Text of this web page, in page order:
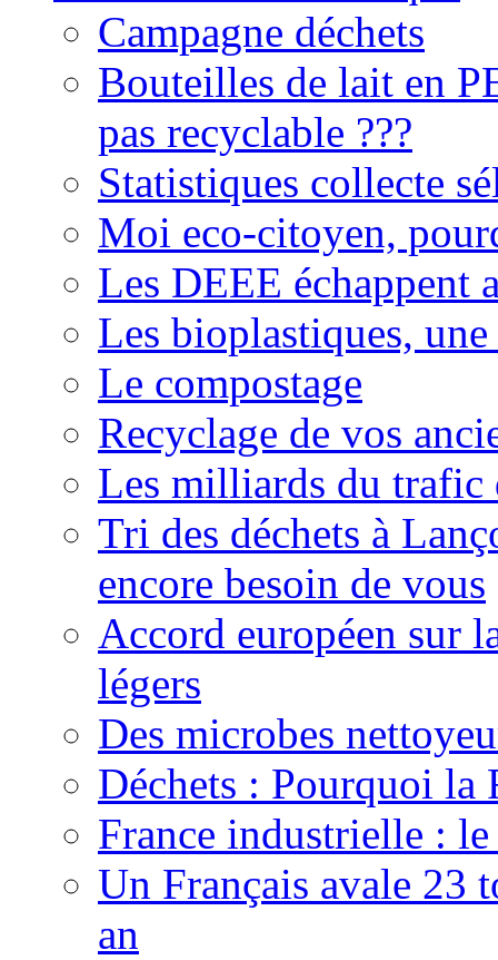
Campagne déchets
Bouteilles de lait en
pas recyclable ???
Statistiques collecte
Moi eco-citoyen,
Les DEEE échappent
Les bioplastiques,
Le compostage
Recyclage de vos
Les milliards du trafic
Tri des déchets à
encore besoin de vous
Accord européen sur
légers
Des microbes
Déchets : Pourquoi la
France industrielle :
Un Français avale 23
an